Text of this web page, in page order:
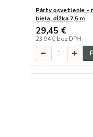
Párty osvetlenie -
biela, dĺžka 7,5 m
29,45 €
23,94 € bez DPH